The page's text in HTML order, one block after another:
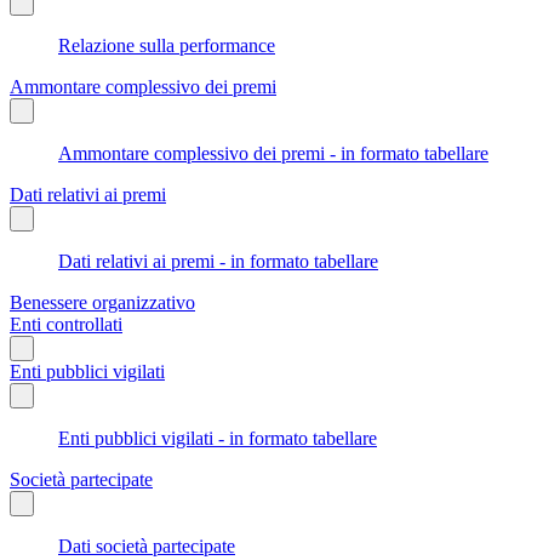
Relazione sulla performance
Ammontare complessivo dei premi
Ammontare complessivo dei premi - in formato tabellare
Dati relativi ai premi
Dati relativi ai premi - in formato tabellare
Benessere organizzativo
Enti controllati
Enti pubblici vigilati
Enti pubblici vigilati - in formato tabellare
Società partecipate
Dati società partecipate